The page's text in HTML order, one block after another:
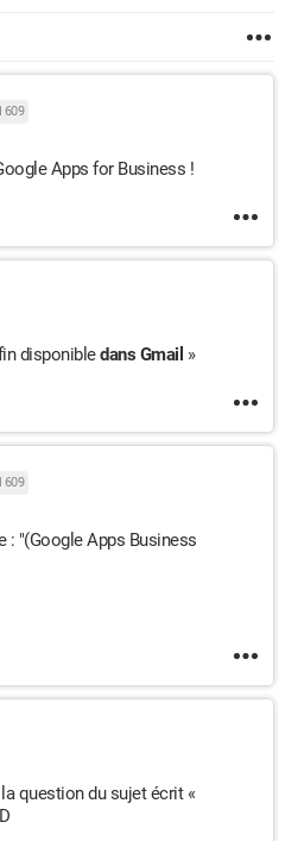
609
Apps for Business !
disponibledans Gmail »
609
: "(Google Apps Business
question du sujet écrit «